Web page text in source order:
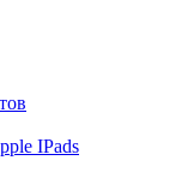
IPads